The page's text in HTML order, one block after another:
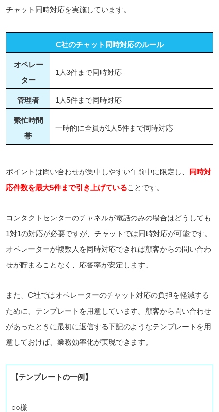
チャット同時対応を実施しています。
C社のチャット同時対応のルール
オペレー
ター
1人3件まで同時対応
管理者 1人5件まで同時対応
繫忙時間
帯
一時的に全員が1人5件まで同時対応
ポイントは問い合わせが集中しやすい午前中に限定し、
同時対
応件数を最大5件まで引き上げていることです。
コンタクトセンターのチャネルが電話のみの場合はどうしても
1対1の対応が必要ですが、チャットでは同時対応が可能です。
オペレーターが複数人を同時対応できれば顧客からの問い合わ
せが貯まることなく、応答率が安定します。
また、C社ではオペレーターのチャット対応の負担を軽減する
ために、テンプレートを用意しています。顧客から問い合わせ
があったときに最初に返信する下記のようなテンプレートを用
意しておけば、業務効率化が実現できます。
【テンプレートの一例】
○○様